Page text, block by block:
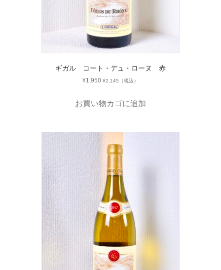
ギガル コート・デュ・ローヌ 赤
¥1,950 ¥2,145 （税込）
お買い物カゴに追加